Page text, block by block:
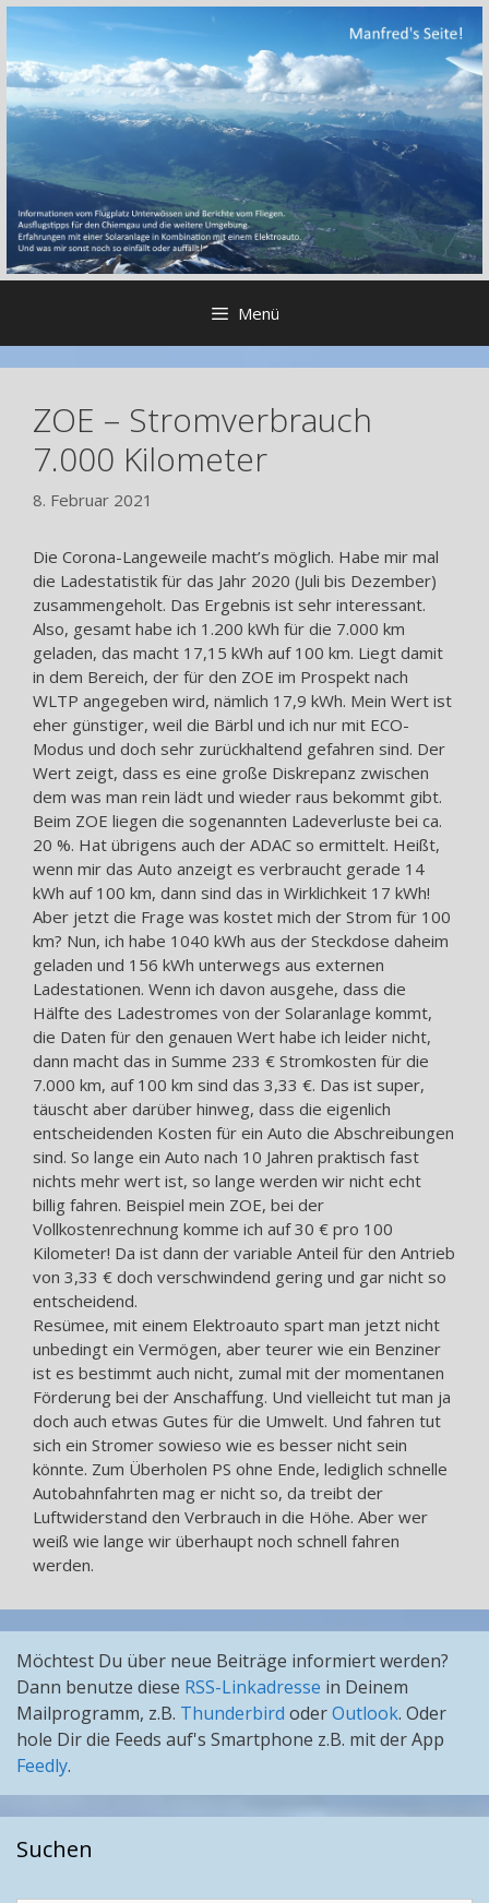
Zum
springen
Menü
ZOE – Stromverbrauch
7.000 Kilometer
8. Februar 2021
Die Corona-Langeweile macht’s möglich. Habe mir mal
die Ladestatistik für das Jahr 2020 (Juli bis Dezember)
zusammengeholt. Das Ergebnis ist sehr interessant.
Also, gesamt habe ich 1.200 kWh für die 7.000 km
geladen, das macht 17,15 kWh auf 100 km. Liegt damit
in dem Bereich, der für den ZOE im Prospekt nach
WLTP angegeben wird, nämlich 17,9 kWh. Mein Wert ist
eher günstiger, weil die Bärbl und ich nur mit ECO-
Modus und doch sehr zurückhaltend gefahren sind. Der
Wert zeigt, dass es eine große Diskrepanz zwischen
dem was man rein lädt und wieder raus bekommt gibt.
Beim ZOE liegen die sogenannten Ladeverluste bei ca.
20 %. Hat übrigens auch der ADAC so ermittelt. Heißt,
wenn mir das Auto anzeigt es verbraucht gerade 14
kWh auf 100 km, dann sind das in Wirklichkeit 17 kWh!
Aber jetzt die Frage was kostet mich der Strom für 100
km? Nun, ich habe 1040 kWh aus der Steckdose daheim
geladen und 156 kWh unterwegs aus externen
Ladestationen. Wenn ich davon ausgehe, dass die
Hälfte des Ladestromes von der Solaranlage kommt,
die Daten für den genauen Wert habe ich leider nicht,
dann macht das in Summe 233 € Stromkosten für die
7.000 km, auf 100 km sind das 3,33 €. Das ist super,
täuscht aber darüber hinweg, dass die eigenlich
entscheidenden Kosten für ein Auto die Abschreibungen
sind. So lange ein Auto nach 10 Jahren praktisch fast
nichts mehr wert ist, so lange werden wir nicht echt
billig fahren. Beispiel mein ZOE, bei der
Vollkostenrechnung komme ich auf 30 € pro 100
Kilometer! Da ist dann der variable Anteil für den Antrieb
von 3,33 € doch verschwindend gering und gar nicht so
entscheidend.
Resümee, mit einem Elektroauto spart man jetzt nicht
unbedingt ein Vermögen, aber teurer wie ein Benziner
ist es bestimmt auch nicht, zumal mit der momentanen
Förderung bei der Anschaffung. Und vielleicht tut man ja
doch auch etwas Gutes für die Umwelt. Und fahren tut
sich ein Stromer sowieso wie es besser nicht sein
könnte. Zum Überholen PS ohne Ende, lediglich schnelle
Autobahnfahrten mag er nicht so, da treibt der
Luftwiderstand den Verbrauch in die Höhe. Aber wer
weiß wie lange wir überhaupt noch schnell fahren
werden.
Möchtest Du über neue Beiträge informiert werden?
Dann benutze diese RSS-Linkadresse in Deinem
Mailprogramm, z.B. Thunderbird oderOutlook. Oder
hole Dir die Feeds auf's Smartphone z.B. mit der App
Feedly.
Suchen